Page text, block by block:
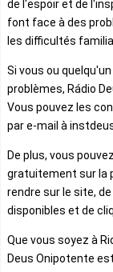
de l'espoir et de
font face à des
les difficultés
Si vous ou
problèmes, Rádio
Vous pouvez les
par e-mail à
De plus, vous
gratuitement sur la
rendre sur le site,
disponibles et de
Que vous soyez à
Deus Onipotente